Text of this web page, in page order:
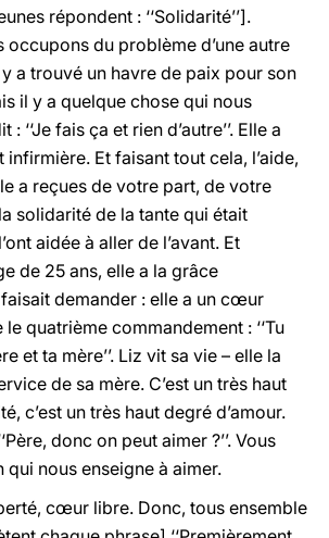
répondent : ‘‘Solidarité’’].
occupons du problème d’une autre
a trouvé un havre de paix pour son
il y a quelque chose qui nous
‘‘Je fais ça et rien d’autre’’. Elle a
infirmière. Et faisant tout cela, l’aide,
a reçues de votre part, de votre
solidarité de la tante qui était
aidée à aller de l’avant. Et
de 25 ans, elle a la grâce
faisait demander : elle a un cœur
quatrième commandement : ‘‘Tu
et ta mère’’. Liz vit sa vie – elle la
de sa mère. C’est un très haut
c’est un très haut degré d’amour.
donc on peut aimer ?’’. Vous
qui nous enseigne à aimer.
cœur libre. Donc, tous ensemble